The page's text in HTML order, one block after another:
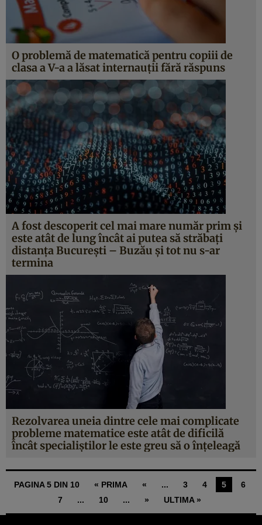
O problemă de matematică pentru copiii de
clasa a V-a a lăsat internauţii fără răspuns
A fost descoperit cel mai mare număr prim şi
este atât de lung încât ai putea să străbaţi
distanţa Bucureşti – Buzău şi tot nu s-ar
termina
Rezolvarea uneia dintre cele mai complicate
probleme matematice este atât de dificilă
încât specialiştilor le este greu să o înţeleagă
PAGINA 5 DIN 10 « PRIMA « ... 3 4 5
6
7
... 10 ... » ULTIMA »